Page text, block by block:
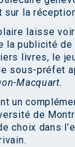
la
laisse
la publicité
livres, le
sous-préfet
Macquart.
un
de
choix dans